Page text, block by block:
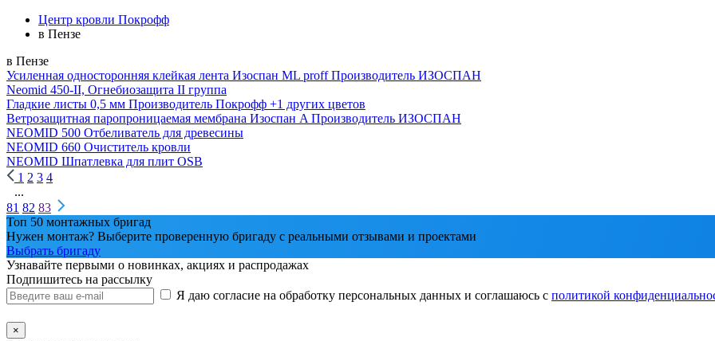
Центр кровли Покрофф
в Пензе
в Пензе
Усиленная односторонняя клейкая лента Изоспан ML proff Производитель ИЗОСПАН
Neomid 450-II, Огнебиозащита II группа
Гладкие листы 0,5 мм Производитель Покрофф +1 других цветов
Ветрозащитная паропроницаемая мембрана Изоспан A Производитель ИЗОСПАН
NEOMID 500 Отбеливатель для древесины
NEOMID 660 Очиститель кровли
NEOMID Шпатлевка для плит OSB
1 2 3 4
...
81 82 83
Топ 50 монтажных бригад
Нужен монтаж? Выберите проверенную бригаду с реальными отзывами и проектами
Выбрать бригаду
Узнавайте первыми о новинках, акциях и распродажах
Подпишитесь на рассылку
Я даю согласие на обработку персональных данных и соглашаюсь с политикой
×